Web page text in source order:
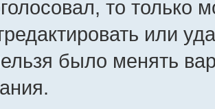
то только
или
было менять